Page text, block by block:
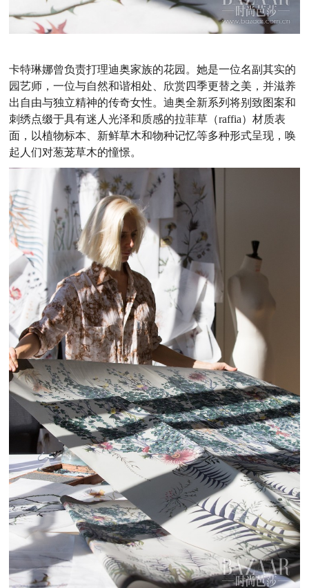
卡特琳娜曾负责打理迪奥家族的花园。她是一位名副其实的
园艺师，一位与自然和谐相处、欣赏四季更替之美，并滋养
出自由与独立精神的传奇女性。迪奥全新系列将别致图案和
刺绣点缀于具有迷人光泽和质感的拉菲草（raffia）材质表
面，以植物标本、新鲜草木和物种记忆等多种形式呈现，唤
起人们对葱茏草木的憧憬。